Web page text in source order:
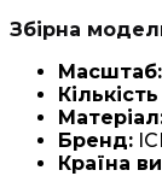
Збірна
Масштаб:
Бренд:
Країна